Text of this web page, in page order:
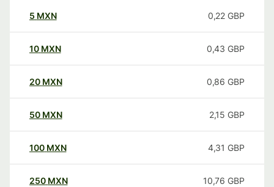
5 MXN 0,22 GBP
10 MXN 0,43 GBP
20 MXN 0,86 GBP
50 MXN 2,15 GBP
100 MXN 4,31 GBP
250 MXN 10,76 GBP